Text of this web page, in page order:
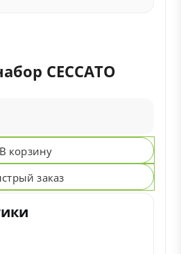
CECCATO
В корзину
заказ